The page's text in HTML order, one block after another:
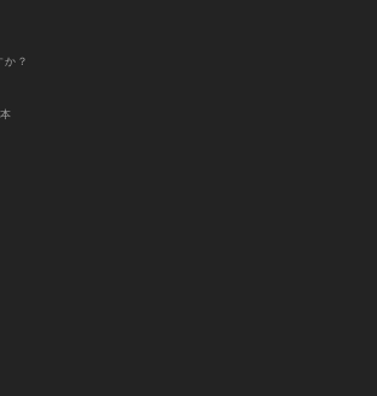
か？